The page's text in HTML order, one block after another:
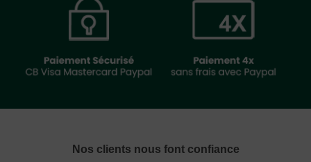
Nos clients nous font confiance